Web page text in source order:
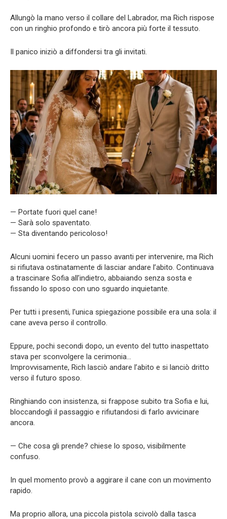
Allungò la mano verso il collare del Labrador, ma Rich rispose
con un ringhio profondo e tirò ancora più forte il tessuto.
Il panico iniziò a diffondersi tra gli invitati.
— Portate fuori quel cane!
— Sarà solo spaventato.
— Sta diventando pericoloso!
Alcuni uomini fecero un passo avanti per intervenire, ma Rich
si rifiutava ostinatamente di lasciar andare l’abito. Continuava
a trascinare Sofia all’indietro, abbaiando senza sosta e
fissando lo sposo con uno sguardo inquietante.
Per tutti i presenti, l’unica spiegazione possibile era una sola: il
cane aveva perso il controllo.
Eppure, pochi secondi dopo, un evento del tutto inaspettato
stava per sconvolgere la cerimonia…
Improvvisamente, Rich lasciò andare l’abito e si lanciò dritto
verso il futuro sposo.
Ringhiando con insistenza, si frappose subito tra Sofia e lui,
bloccandogli il passaggio e rifiutandosi di farlo avvicinare
ancora.
— Che cosa gli prende? chiese lo sposo, visibilmente
confuso.
In quel momento provò a aggirare il cane con un movimento
rapido.
Ma proprio allora, una piccola pistola scivolò dalla tasca